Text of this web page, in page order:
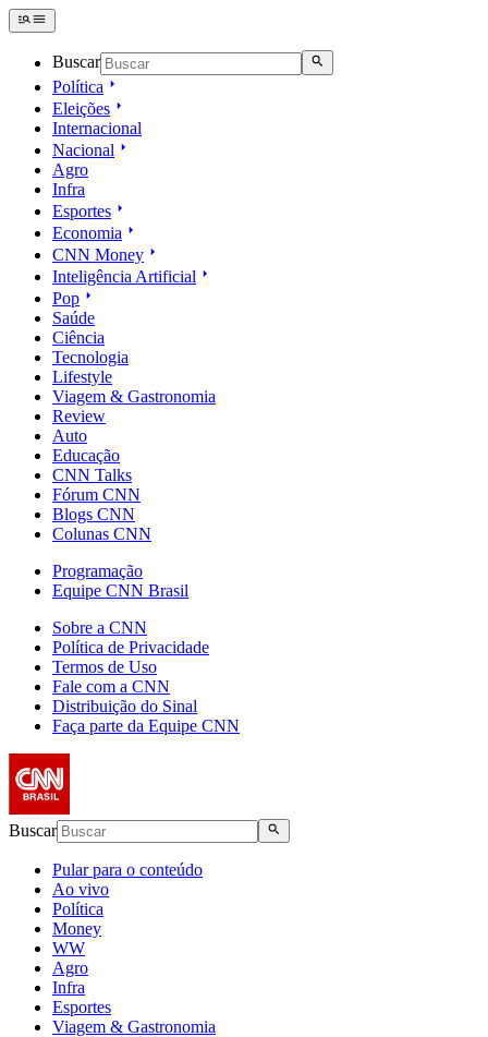
Buscar
Política
Eleições
Internacional
Nacional
Agro
Infra
Esportes
Economia
CNN Money
Inteligência Artificial
Pop
Saúde
Ciência
Tecnologia
Lifestyle
Viagem & Gastronomia
Review
Auto
Educação
CNN Talks
Fórum CNN
Blogs CNN
Colunas CNN
Programação
Equipe CNN Brasil
Sobre a CNN
Política de Privacidade
Termos de Uso
Fale com a CNN
Distribuição do Sinal
Faça parte da Equipe CNN
Buscar
Pular para o conteúdo
Ao vivo
Política
Money
WW
Agro
Infra
Esportes
Viagem & Gastronomia